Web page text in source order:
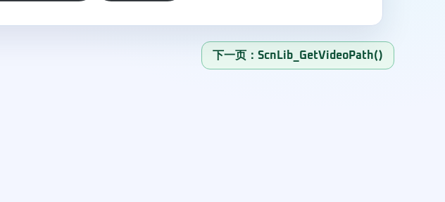
下一页：ScnLib_GetVideoPath()